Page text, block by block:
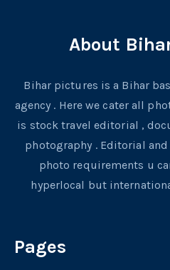
About
Bihar pictures is a Bihar
agency . Here we cater all
is stock travel editorial ,
photography . Editorial
photo requirements u
hyperlocal but
Pages